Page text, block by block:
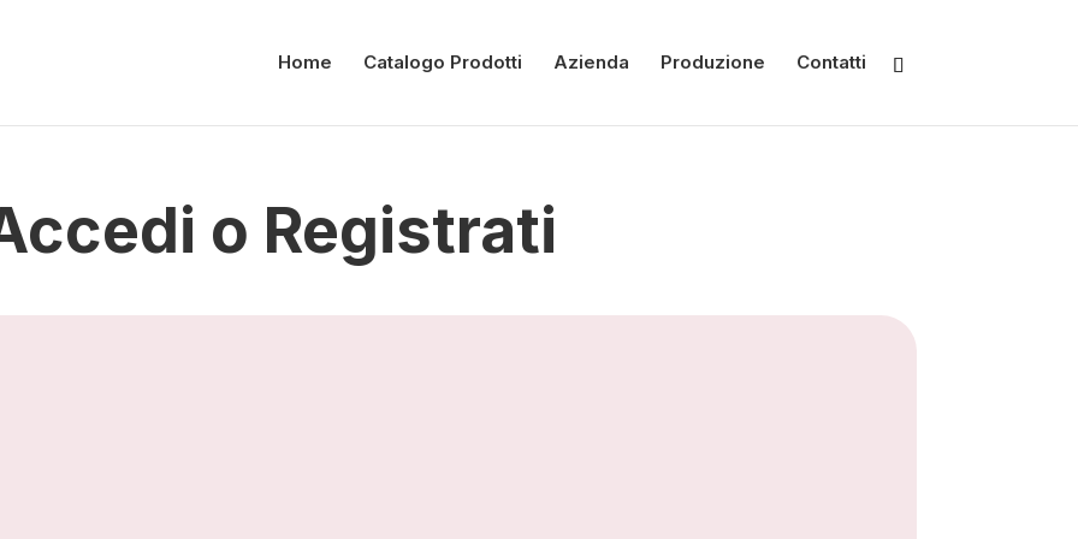
Home Catalogo Prodotti Azienda Produzione Contatti
o Registrati